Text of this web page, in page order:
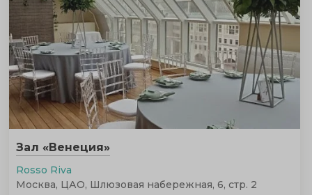
Зал «Венеция»
Rosso Riva
Москва, ЦАО, Шлюзовая набережная, 6, стр. 2